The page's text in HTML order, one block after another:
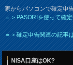
家からパソコンで確定申
＝＞PASORIを使って確
＝＞確定申告関連の記事
NISA口座はOK?